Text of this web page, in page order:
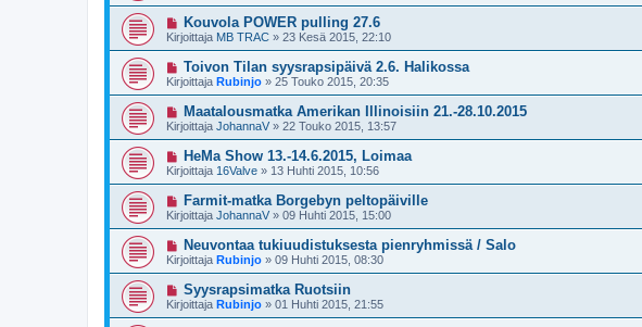
Kouvola POWER pulling 27.6
Kirjoittaja MB TRAC » 23 Kesä 2015, 22:10
Toivon Tilan syysrapsipäivä 2.6. Halikossa
Kirjoittaja Rubinjo » 25 Touko 2015, 20:35
Maatalousmatka Amerikan Illinoisiin 21.-28.10.2015
Kirjoittaja JohannaV » 22 Touko 2015, 13:57
HeMa Show 13.-14.6.2015, Loimaa
Kirjoittaja 16Valve » 13 Huhti 2015, 10:56
Farmit-matka Borgebyn peltopäiville
Kirjoittaja JohannaV » 09 Huhti 2015, 15:00
Neuvontaa tukiuudistuksesta pienryhmissä / Salo
Kirjoittaja Rubinjo » 09 Huhti 2015, 08:30
Syysrapsimatka Ruotsiin
Kirjoittaja Rubinjo » 01 Huhti 2015, 21:55